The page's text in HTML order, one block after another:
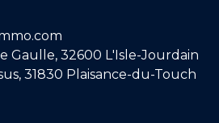
Gaulle, 32600 L'Isle-Jourdain
31830 Plaisance-du-Touch